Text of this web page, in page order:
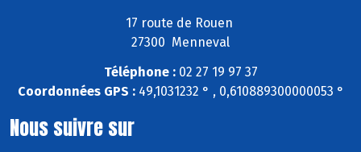
17 route de Rouen
27300 Menneval
Téléphone :02 27 19 97 37
Coordonnées GPS :49,1031232 ° , 0,610889300000053 °
Nous suivre sur